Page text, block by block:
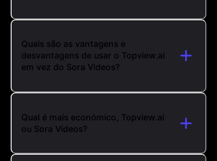
Quais são as vantagens e
desvantagens de usar o Topview.ai
em vez do Sora Videos?
Qual é mais económico, Topview.ai
ou Sora Videos?